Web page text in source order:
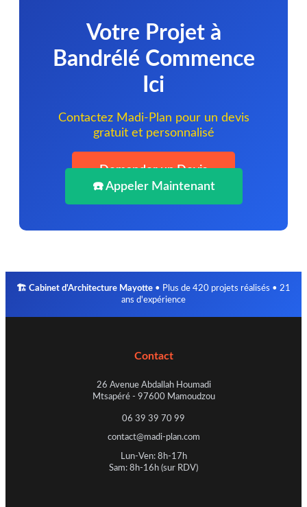
Votre Projet à
Bandrélé Commence
Ici
Contactez Madi-Plan pour un devis
gratuit et personnalisé
Demander un Devis
☎️ Appeler Maintenant
🏗️ Cabinet d'Architecture Mayotte • Plus de 420 projets réalisés • 21
ans d'expérience
Contact
26 Avenue Abdallah Houmadi
Mtsapéré - 97600 Mamoudzou
06 39 39 70 99
contact@madi-plan.com
Lun-Ven: 8h-17h
Sam: 8h-16h (sur RDV)